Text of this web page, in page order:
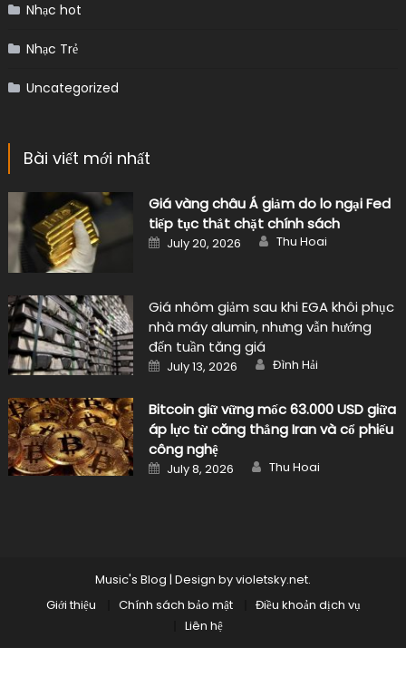
Nhạc hot
Nhạc Trẻ
Uncategorized
Bài viết mới nhất
Giá vàng châu Á giảm do lo ngại Fed
tiếp tục thắt chặt chính sách
Posted
on
July 20, 2026 Author
Thu Hoai
Giá nhôm giảm sau khi EGA khôi phục
nhà máy alumin, nhưng vẫn hướng
đến tuần tăng giá
Posted
on
July 13, 2026 Author
Đình Hải
Bitcoin giữ vững mốc 63.000 USD giữa
áp lực từ căng thẳng Iran và cổ phiếu
công nghệ
Posted
on
July 8, 2026 Author
Thu Hoai
Music's Blog | Design byvioletsky.net.
Giới thiệu
Chính sách bảo mật
Điều khoản dịch vụ
Liên hệ